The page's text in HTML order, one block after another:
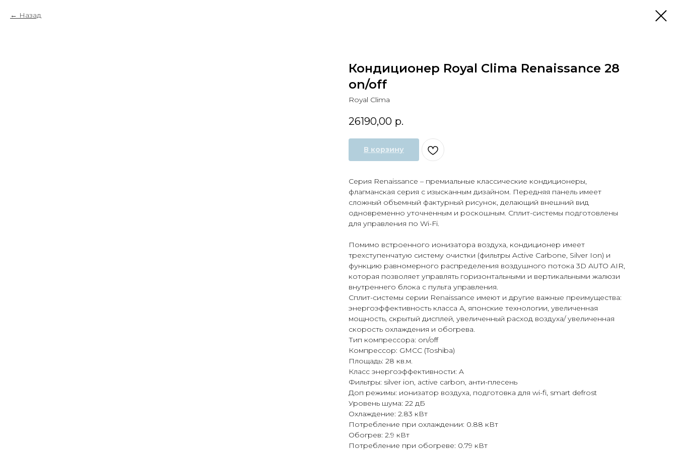
Назад
Кондиционер Royal Clima Renaissance 28
on/off
Royal Clima
26190,00 р.
В корзину
Серия Renaissance – премиальные классические кондиционеры,
флагманская серия с изысканным дизайном. Передняя панель имеет
сложный объемный фактурный рисунок, делающий внешний вид
одновременно уточненным и роскошным. Сплит-системы подготовлены
для управления по Wi-Fi.
Помимо встроенного ионизатора воздуха, кондиционер имеет
трехступенчатую систему очистки (фильтры Active Carbone, Silver Ion) и
функцию равномерного распределения воздушного потока 3D AUTO AIR,
которая позволяет управлять горизонтальными и вертикальными жалюзи
внутреннего блока с пульта управления.
Сплит-системы серии Renaissance имеют и другие важные преимущества:
энергоэффективность класса А, японские технологии, увеличенная
мощность, скрытый дисплей, увеличенный расход воздуха/ увеличенная
скорость охлаждения и обогрева.
Тип компрессора: on/off
Компрессор: GMCC (Toshiba)
Площадь: 28 кв.м.
Класс энергоэффективности: A
Фильтры: silver ion, active carbon, анти-плесень
Доп режимы: ионизатор воздуха, подготовка для wi-fi, smart defrost
Уровень шума: 22 дБ
Охлаждение: 2.83 кВт
Потребление при охлаждении: 0.88 кВт
Обогрев: 2.9 кВт
Потребление при обогреве: 0.79 кВт